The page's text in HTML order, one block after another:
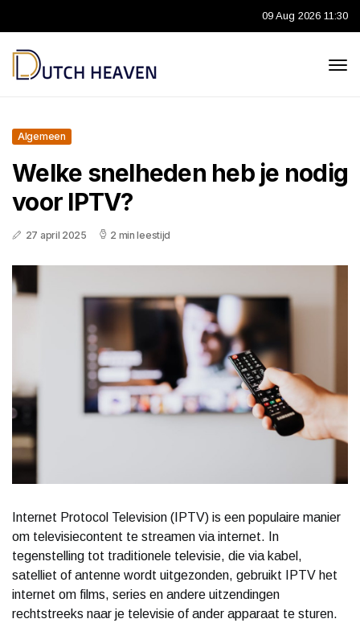
09 Aug 2026 11:30
Algemeen
Welke snelheden heb je nodig
voor IPTV?
27 april 2025 2 min leestijd
Internet Protocol Television (IPTV) is een populaire manier
om televisiecontent te streamen via internet. In
tegenstelling tot traditionele televisie, die via kabel,
satelliet of antenne wordt uitgezonden, gebruikt IPTV het
internet om films, series en andere uitzendingen
rechtstreeks naar je televisie of ander apparaat te sturen.